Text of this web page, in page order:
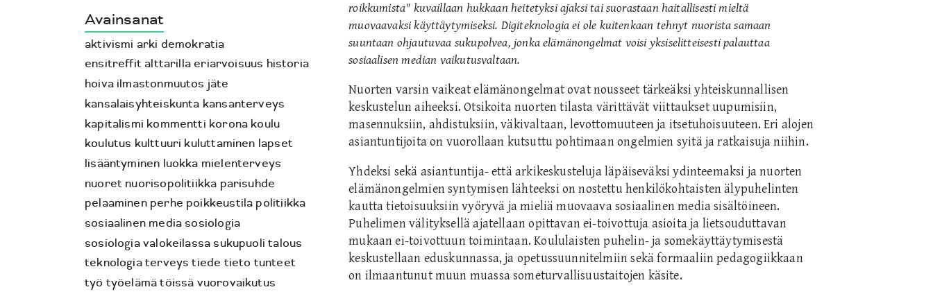
Avainsanat
aktivismi arki demokratia
ensitreffit alttarilla eriarvoisuus historia
hoiva ilmastonmuutos jäte
kansalaisyhteiskunta kansanterveys
kapitalismi kommentti korona koulu
koulutus kulttuuri kuluttaminen lapset
lisääntyminen luokka mielenterveys
nuoret nuorisopolitiikka parisuhde
pelaaminen perhe poikkeustila politiikka
sosiaalinen media sosiologia
sosiologia valokeilassa sukupuoli talous
teknologiaterveys tiede tieto tunteet
työ työelämä töissä vuorovaikutus
roikkumista" kuvaillaan hukkaan heitetyksi ajaksi tai suorastaan haitallisesti mieltä
muovaavaksi käyttäytymiseksi. Digiteknologia ei ole kuitenkaan tehnyt nuorista samaan
suuntaan ohjautuvaa sukupolvea, jonka elämänongelmat voisi yksiselitteisesti palauttaa
sosiaalisen median vaikutusvaltaan.
Nuorten varsin vaikeat elämänongelmat ovat nousseet tärkeäksi yhteiskunnallisen
keskustelun aiheeksi. Otsikoita nuorten tilasta värittävät viittaukset uupumisiin,
masennuksiin, ahdistuksiin, väkivaltaan, levottomuuteen ja itsetuhoisuuteen. Eri alojen
asiantuntijoita on vuorollaan kutsuttu pohtimaan ongelmien syitä ja ratkaisuja niihin.
Yhdeksi sekä asiantuntija- että arkikeskusteluja läpäiseväksi ydinteemaksi ja nuorten
elämänongelmien syntymisen lähteeksi on nostettu henkilökohtaisten älypuhelinten
kautta tietoisuuksiin vyöryvä ja mieliä muovaava sosiaalinen media sisältöineen.
Puhelimen välityksellä ajatellaan opittavan ei-toivottuja asioita ja lietsouduttavan
mukaan ei-toivottuun toimintaan. Koululaisten puhelin- ja somekäyttäytymisestä
keskustellaan eduskunnassa, ja opetussuunnitelmiin sekä formaaliin pedagogiikkaan
on ilmaantunut muun muassa someturvallisuustaitojen käsite.